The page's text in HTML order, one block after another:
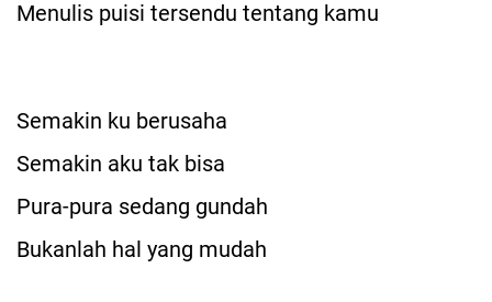
Menulis puisi tersendu tentang kamu
Semakin ku berusaha
Semakin aku tak bisa
Pura-pura sedang gundah
Bukanlah hal yang mudah